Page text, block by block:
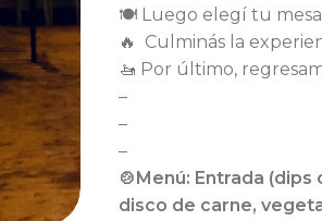
🍽️ Luego elegí tu mesa
🔥
Culminás la
🚤 Por último,
–
–
–
🍲Menú: Entrada
disco de carne,